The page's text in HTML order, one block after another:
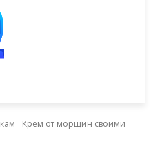
Крем от морщин своими